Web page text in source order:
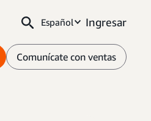
Español Ingresar
Comunícate con ventas